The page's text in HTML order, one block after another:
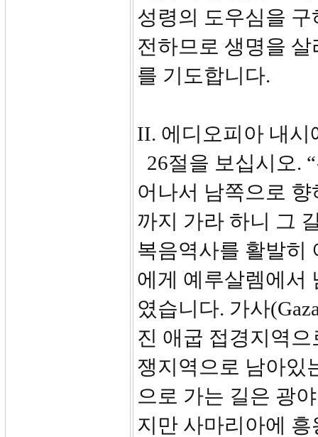
성령의 도우심을
전하므로 생명을
를 기도합니다.
II. 에디오피아 내시
26절을 보십시오.
어나서 남쪽으로
까지 가라 하니 그
복음역사를 활발히
에게 예루살렘에서
였습니다. 가사
진 애굽 접경지역
쟁지역으로 남아있
으로 가는 길은 광
지만 사마리아에